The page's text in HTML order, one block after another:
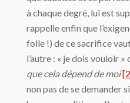
à chaque degré, lui est
rappelle enfin que
folle !) de ce sacrifice
l’autre : « je dois vouloir »
que cela dépend de moi
non pas de se demander